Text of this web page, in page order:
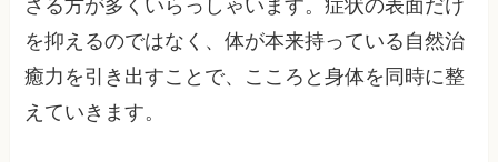
さる方が多くいらっしゃいます。症状の表面だけ
を抑えるのではなく、体が本来持っている自然治
癒力を引き出すことで、こころと身体を同時に整
えていきます。